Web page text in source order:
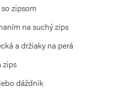
zipsom
na suchý zips
a držiaky na perá
zips
dáždnik